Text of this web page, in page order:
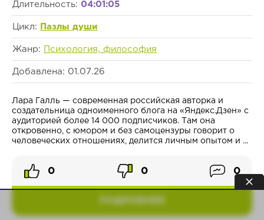
Длительность: 04:01:05
Цикл: Пазлы души
Жанр: Психология, философия
Добавлена: 01.07.26
Лара Галль — современная российская авторка и
создательница одноименного блога на «Яндекс.Дзен» с
аудиторией более 14 000 подписчиков. Там она
откровенно, с юмором и без самоцензуры говорит о
человеческих отношениях, делится личным опытом и ...
ПОДРОБНЕЕ
0 0 0